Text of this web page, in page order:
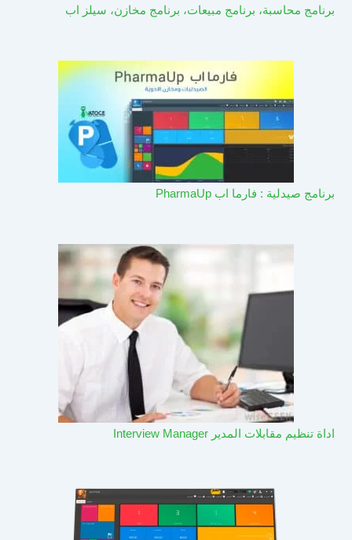
برنامج محاسبة، برنامج مبيعات، برنامج مخازن، سيلز اب
برنامج صيدلية : فارما اب PharmaUp​
اداة تنظيم مقابلات المدير Interview Manager